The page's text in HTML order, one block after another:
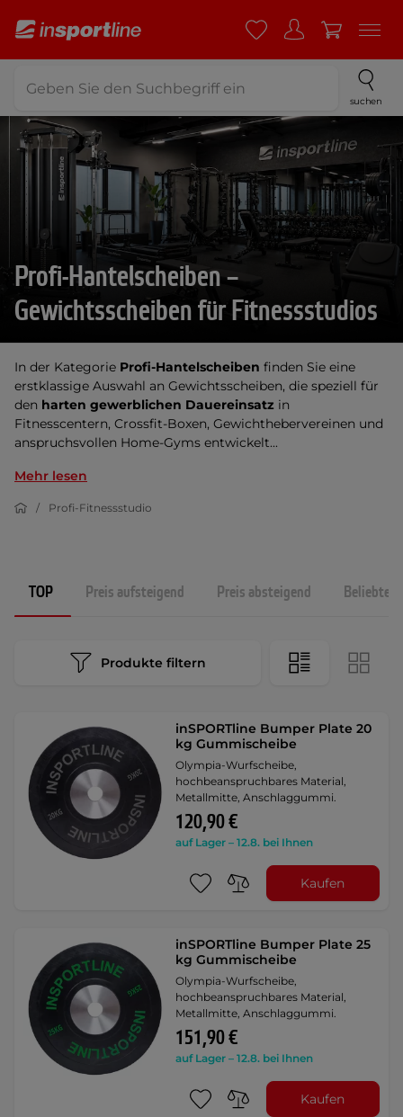
suchen
Profi-Hantelscheiben –
Gewichtsscheiben für Fitnessstudios
In der Kategorie Profi-Hantelscheiben finden Sie eine
erstklassige Auswahl an Gewichtsscheiben, die speziell für
den harten gewerblichen Dauereinsatz in
Fitnesscentern, Crossfit-Boxen, Gewichthebervereinen und
anspruchsvollen Home-Gyms entwickelt...
Mehr lesen
Profi-Fitnessstudio
TOP Preis aufsteigend Preis absteigend
Produkte filtern
inSPORTline Bumper Plate 20
kg Gummischeibe
Olympia-Wurfscheibe,
hochbeanspruchbares Material,
Metallmitte, Anschlaggummi.
120,90 €
auf Lager – 12.8. bei Ihnen
Kaufen
inSPORTline Bumper Plate 25
kg Gummischeibe
Olympia-Wurfscheibe,
hochbeanspruchbares Material,
Metallmitte, Anschlaggummi.
151,90 €
auf Lager – 12.8. bei Ihnen
Kaufen